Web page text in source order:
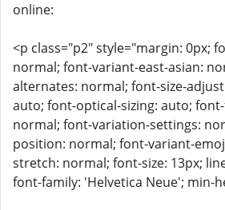
online:
<p class="p2" style="margin: 0px;
normal; font-variant-east-asian:
alternates: normal; font-size-
auto; font-optical-sizing: auto;
normal; font-variation-settings:
position: normal; font-variant-
stretch: normal; font-size: 13px;
font-family: 'Helvetica Neue'; min-